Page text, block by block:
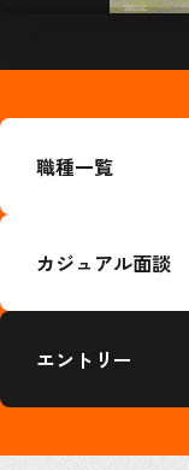
職種一覧
カジュアル面談
エントリー